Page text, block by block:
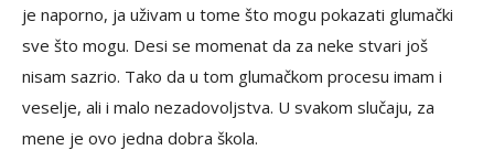
je naporno, ja uživam u tome što mogu pokazati glumački
sve što mogu. Desi se momenat da za neke stvari još
nisam sazrio. Tako da u tom glumačkom procesu imam i
veselje, ali i malo nezadovoljstva. U svakom slučaju, za
mene je ovo jedna dobra škola.